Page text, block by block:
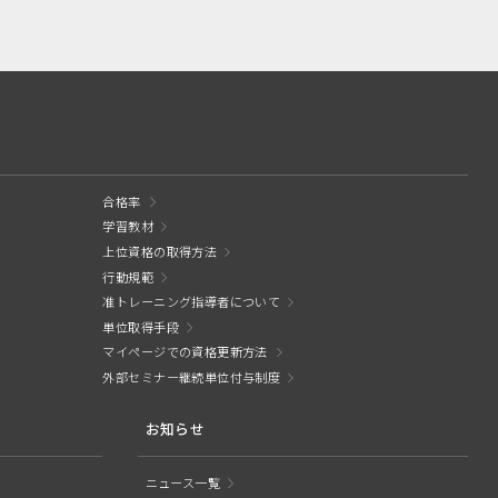
合格率
学習教材
上位資格の取得方法
行動規範
准トレーニング指導者について
単位取得手段
マイページでの資格更新方法
外部セミナー継続単位付与制度
お知らせ
ニュース一覧